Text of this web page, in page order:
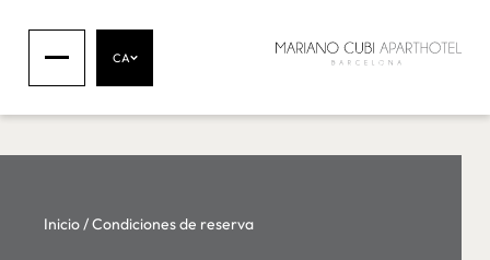
CA
Inicio/Condiciones de reserva